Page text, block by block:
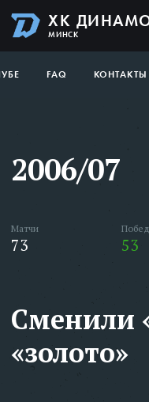
ХК
МИНСК
FAQ КОНТАКТЫ
2006/07
Матчи
73 53
Сменили
«золото»